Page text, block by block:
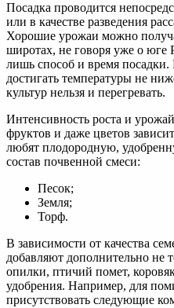
Посадка проводится
или в качестве разведения
Хорошие урожаи можно
широтах, не говоря уже о юге
лишь способ и время посадки.
достигать температуры не
культур нельзя и перегревать.
Интенсивность роста и
фруктов и даже цветов
любят плодородную,
состав почвенной смеси:
Песок;
Земля;
Торф.
В зависимости от качества
добавляют дополнительно не
опилки, птичий помет,
удобрения. Например, для
присутствовать следующие